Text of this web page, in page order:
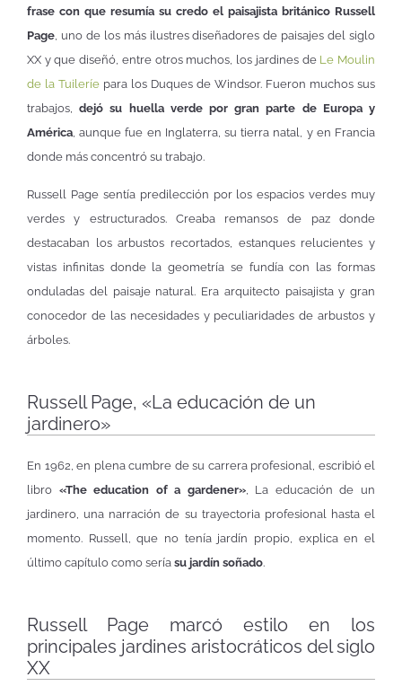
frase con que resumía su credo el paisajista británico Russell
Page, uno de los más ilustres diseñadores de paisajes del siglo
XX y que diseñó, entre otros muchos, los jardines de Le Moulin
de la Tuileríe para los Duques de Windsor. Fueron muchos sus
trabajos,dejó su huella verde por gran parte de Europa y
América, aunque fue en Inglaterra, su tierra natal, y en Francia
donde más concentró su trabajo.
Russell Page sentía predilección por los espacios verdes muy
verdes y estructurados. Creaba remansos de paz donde
destacaban los arbustos recortados, estanques relucientes y
vistas infinitas donde la geometría se fundía con las formas
onduladas del paisaje natural. Era arquitecto paisajista y gran
conocedor de las necesidades y peculiaridades de arbustos y
árboles.
Russell Page, «La educación de un
jardinero»
En 1962, en plena cumbre de su carrera profesional, escribió el
libro «The education of a gardener», La educación de un
jardinero, una narración de su trayectoria profesional hasta el
momento. Russell, que no tenía jardín propio, explica en el
último capítulo como sería su jardín soñado.
Russell Page marcó estilo en los
principales jardines aristocráticos del siglo
XX